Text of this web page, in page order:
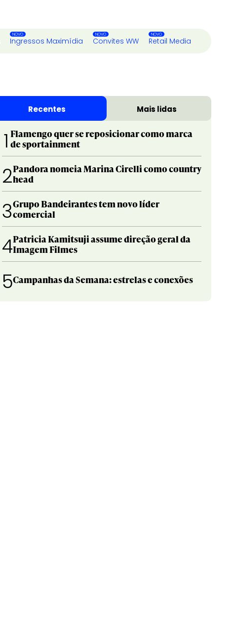
Ingressos Maximídia Convites WW Retail Media
Recentes Mais lidas
1 Flamengo quer se reposicionar como marca
de sportainment
2Pandora nomeia Marina Cirelli como country
head
3Grupo Bandeirantes tem novo líder
comercial
4Patricia Kamitsuji assume direção geral da
Imagem Filmes
5Campanhas da Semana: estrelas e conexões